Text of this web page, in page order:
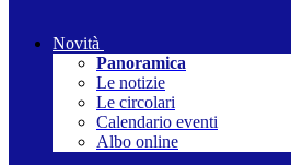
Novità
Panoramica
Le notizie
Le circolari
Calendario eventi
Albo online